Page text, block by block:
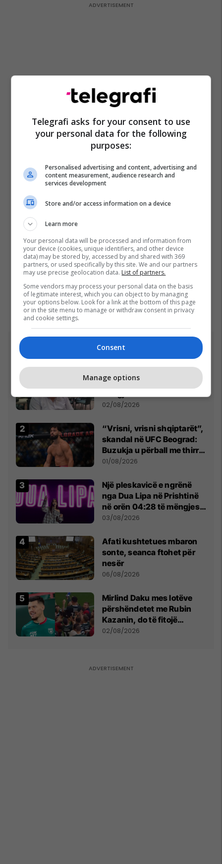
Kosovës për krime lufte,
dikush e tradhtoi në
02/08/2026
“Vrisni, vrisni shqiptarët”,
skandal në UFC Beograd:
Buzukja u përball me thirrje
anti-shqiptare nga
01/08/2026
Një pleskavicë e ngrënë
nga Dua Lipa në Prishtinë
në orën 04:28 të mëngjesit
- dhe bota digjitale serbe
03/08/2026
Afati kushtetues mbaron
sonte, seanca ftohet për
nesër
06/08/2026
Mirlind Daku mes lotëve
përshëndetet me Rubin
Kazanin, do të fitojë
miliona te Spartak Moska
02/08/2026
Telegrafi asks for your consent to use
your personal data for the following
purposes:
Personalised advertising and content, advertising and
content measurement, audience research and
services development
Store and/or access information on a device
Learn more
Your personal data will be processed and information from
your device (cookies, unique identifiers, and other device
data) may be stored by, accessed by and shared with 369
partners, or used specifically by this site. We and our partners
may use precise geolocation data. List of partners.
Some vendors may process your personal data on the basis
of legitimate interest, which you can object to by managing
your options below. Look for a link at the bottom of this page
or in the site menu to manage or withdraw consent in privacy
and cookie settings.
Consent
Manage options